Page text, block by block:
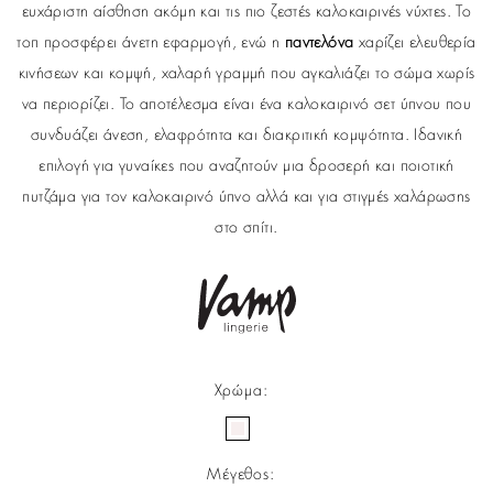
ευχάριστη αίσθηση ακόμη και τις πιο ζεστές καλοκαιρινές νύχτες. Το
τοπ προσφέρει άνετη εφαρμογή, ενώ η παντελόνα χαρίζει ελευθερία
κινήσεων και κομψή, χαλαρή γραμμή που αγκαλιάζει το σώμα χωρίς
να περιορίζει. Το αποτέλεσμα είναι ένα καλοκαιρινό σετ ύπνου που
συνδυάζει άνεση, ελαφρότητα και διακριτική κομψότητα. Ιδανική
επιλογή για γυναίκες που αναζητούν μια δροσερή και ποιοτική
πυτζάμα για τον καλοκαιρινό ύπνο αλλά και για στιγμές χαλάρωσης
στο σπίτι.
Χρώμα :
Μέγεθος: